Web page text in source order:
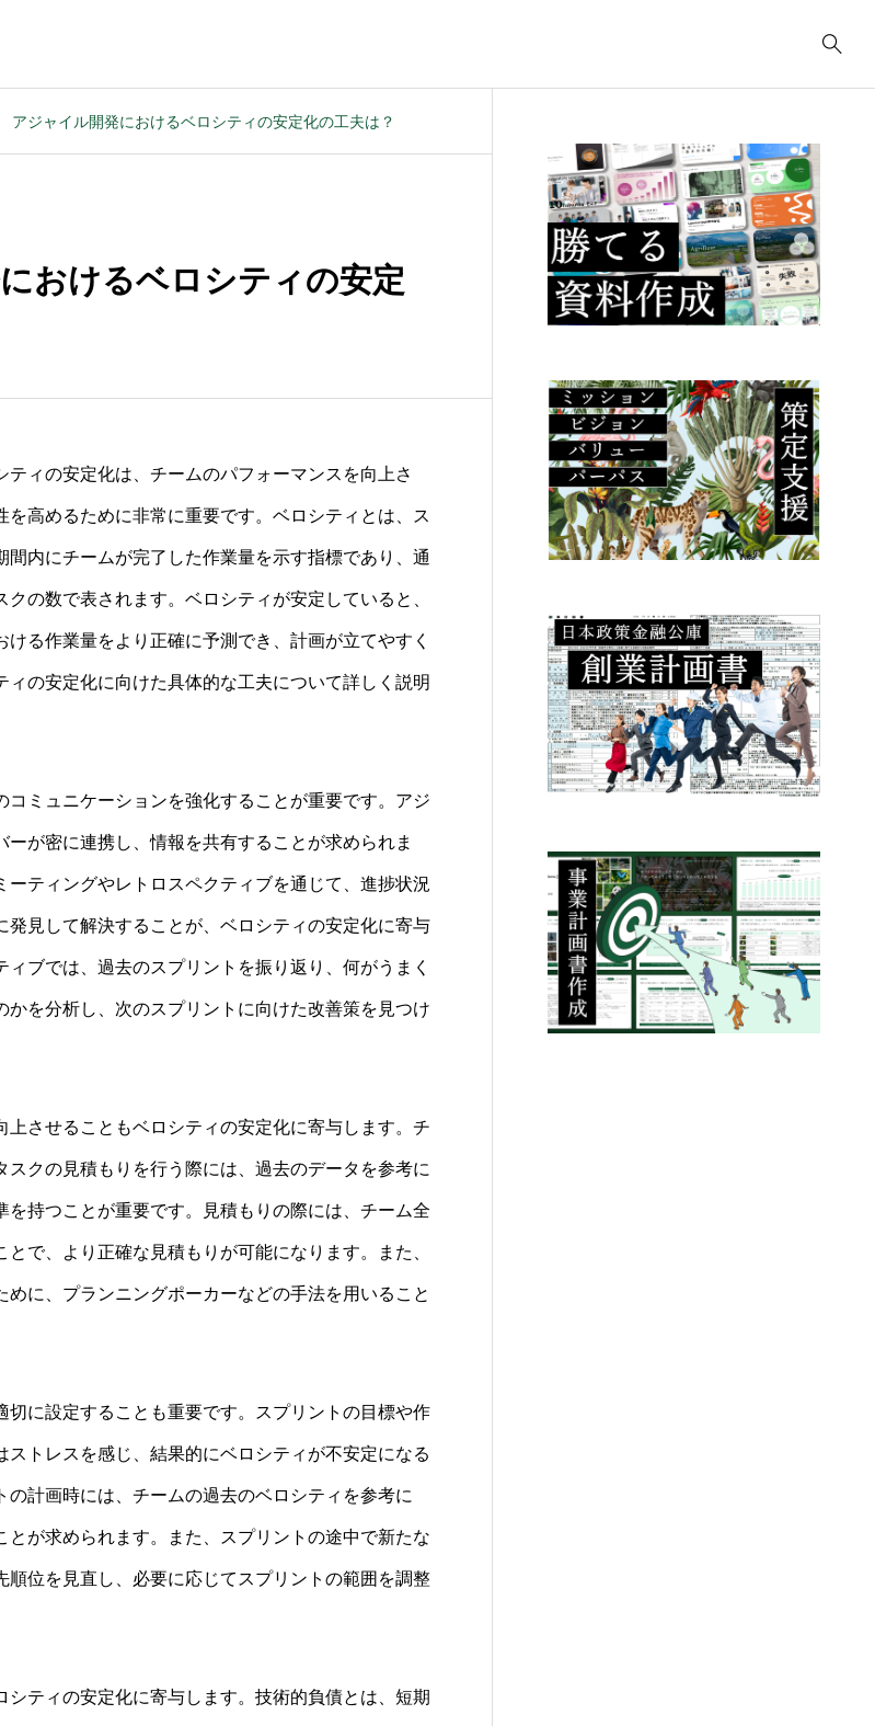
2622
を依頼する前の準備は
M&Aデューデリジェ
ンスの成果物には何が
コンサルティング
2025.09.23
クラウド移行に必要な
事前準備は何か？
アジャイル開発におけるベロシティの安定化の工夫は？
おけるベロシティの安定
ティの安定化は、チームのパフォーマンスを向上さ
を高めるために非常に重要です。ベロシティとは、ス
間内にチームが完了した作業量を示す指標であり、通
の数で表されます。ベロシティが安定していると、
る作業量をより正確に予測でき、計画が立てやすく
ィの安定化に向けた具体的な工夫について詳しく説明
コミュニケーションを強化することが重要です。アジ
ーが密に連携し、情報を共有することが求められま
ーティングやレトロスペクティブを通じて、進捗状況
発見して解決することが、ベロシティの安定化に寄与
ィブでは、過去のスプリントを振り返り、何がうまく
かを分析し、次のスプリントに向けた改善策を見つけ
上させることもベロシティの安定化に寄与します。チ
スクの見積もりを行う際には、過去のデータを参考に
を持つことが重要です。見積もりの際には、チーム全
で、より正確な見積もりが可能になります。また、
めに、プランニングポーカーなどの手法を用いること
切に設定することも重要です。スプリントの目標や作
ストレスを感じ、結果的にベロシティが不安定になる
の計画時には、チームの過去のベロシティを参考に
とが求められます。また、スプリントの途中で新たな
順位を見直し、必要に応じてスプリントの範囲を調整
シティの安定化に寄与します。技術的負債とは、短期